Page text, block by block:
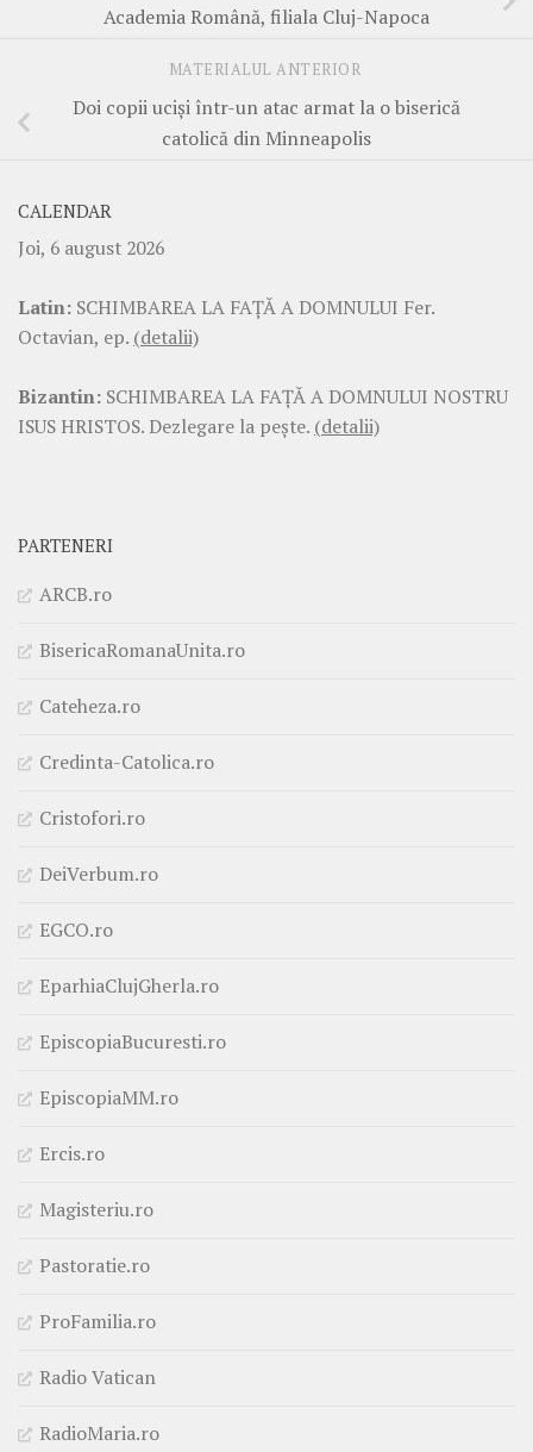
Academia Română, filiala Cluj-Napoca
MATERIALUL ANTERIOR
Doi copii uciși într-un atac armat la o biserică
catolică din Minneapolis
CALENDAR
Joi, 6 august 2026
Latin: SCHIMBAREA LA FAŢĂ A DOMNULUI Fer.
Octavian, ep. (detalii)
Bizantin: SCHIMBAREA LA FAŢĂ A DOMNULUI NOSTRU
ISUS HRISTOS. Dezlegare la pește. (detalii)
PARTENERI
ARCB.ro
BisericaRomanaUnita.ro
Cateheza.ro
Credinta-Catolica.ro
Cristofori.ro
DeiVerbum.ro
EGCO.ro
EparhiaClujGherla.ro
EpiscopiaBucuresti.ro
EpiscopiaMM.ro
Ercis.ro
Magisteriu.ro
Pastoratie.ro
ProFamilia.ro
Radio Vatican
RadioMaria.ro